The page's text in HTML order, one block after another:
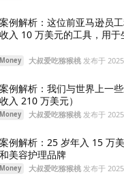
例解析：这位前亚马逊员
入 10 万美元的工具，用于
大叔爱吃猕猴桃 发布于
例解析：我们与世界上一
入 210 万美元）
大叔爱吃猕猴桃 发布于
例解析：25 岁年入 15 万
美容护理品牌
大叔爱吃猕猴桃 发布于